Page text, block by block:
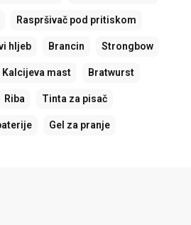
Raspršivač pod pritiskom
hljeb Brancin Strongbow
Kalcijeva mast Bratwurst
Riba Tinta za pisač
Gel za pranje